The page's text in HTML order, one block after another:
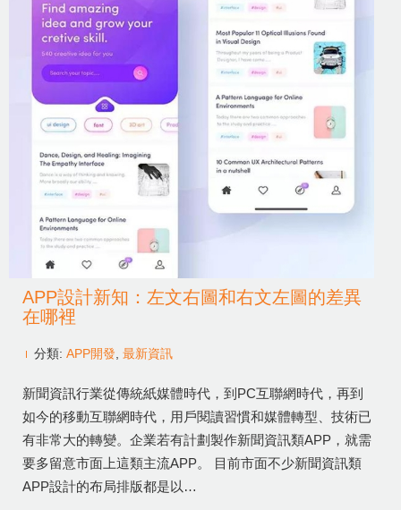
APP設計新知：左文右圖和右文左圖的差異
在哪裡
分類: APP開發 最新資訊
新聞資訊行業從傳統紙媒體時代，到PC互聯網時代，再到
如今的移動互聯網時代，用戶閱讀習慣和媒體轉型、技術已
有非常大的轉變。企業若有計劃製作新聞資訊類APP，就需
要多留意市面上這類主流APP。 目前市面不少新聞資訊類
APP設計的布局排版都是以…